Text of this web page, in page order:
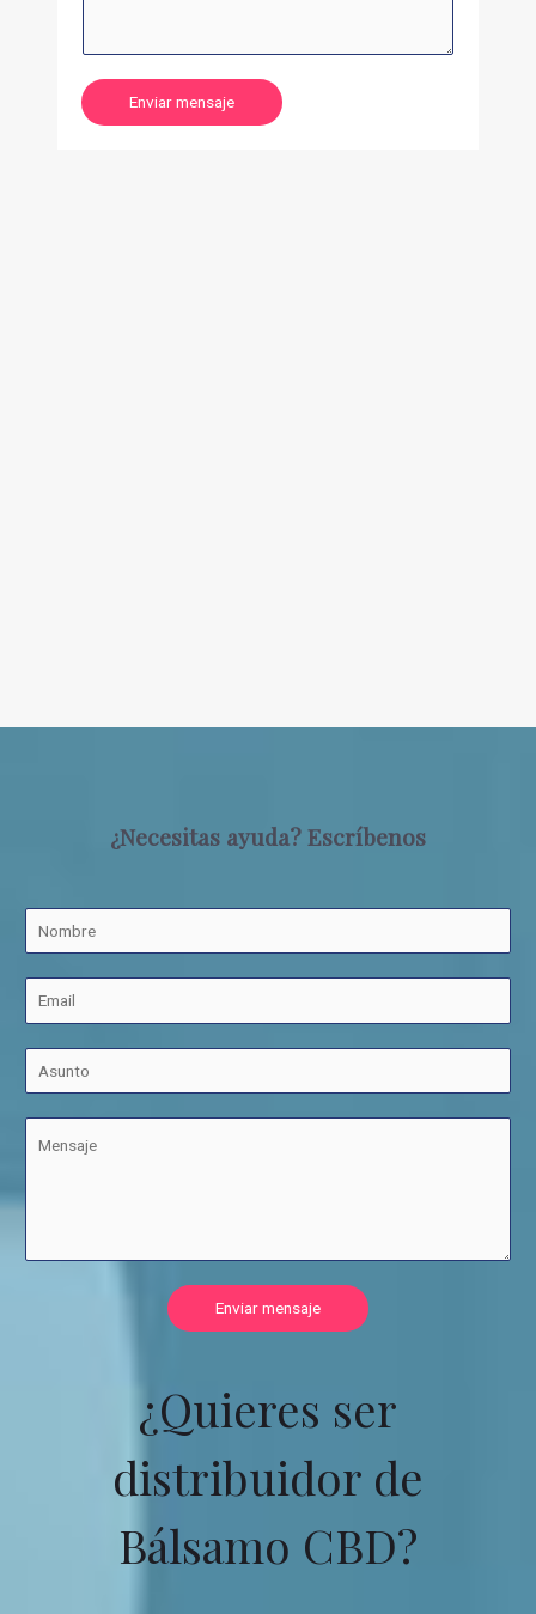
Enviar mensaje
¿Necesitas ayuda? Escríbenos
Enviar mensaje
¿Quieres ser
distribuidor de
Bálsamo CBD?